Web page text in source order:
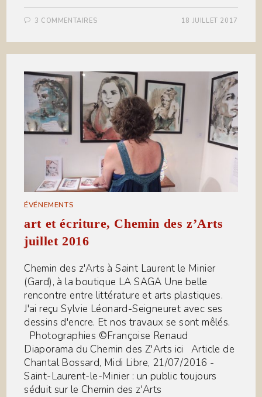
3 COMMENTAIRES 18 JUILLET 2017
ÉVÉNEMENTS
art et écriture, Chemin des z’Arts
juillet 2016
Chemin des z'Arts à Saint Laurent le Minier
(Gard), à la boutique LA SAGA Une belle
rencontre entre littérature et arts plastiques.
J'ai reçu Sylvie Léonard-Seigneuret avec ses
dessins d'encre. Et nos travaux se sont mêlés.
Photographies ©Françoise Renaud
Diaporama du Chemin des Z'Arts ici Article de
Chantal Bossard, Midi Libre, 21/07/2016 -
Saint-Laurent-le-Minier : un public toujours
séduit sur le Chemin des z'Arts